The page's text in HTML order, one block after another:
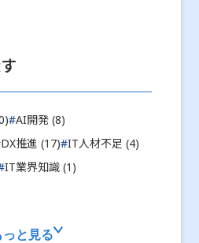
#AI開発 (8)
DX推進 (17)#IT人材不足 (4)
IT業界知識 (1)
っと見る